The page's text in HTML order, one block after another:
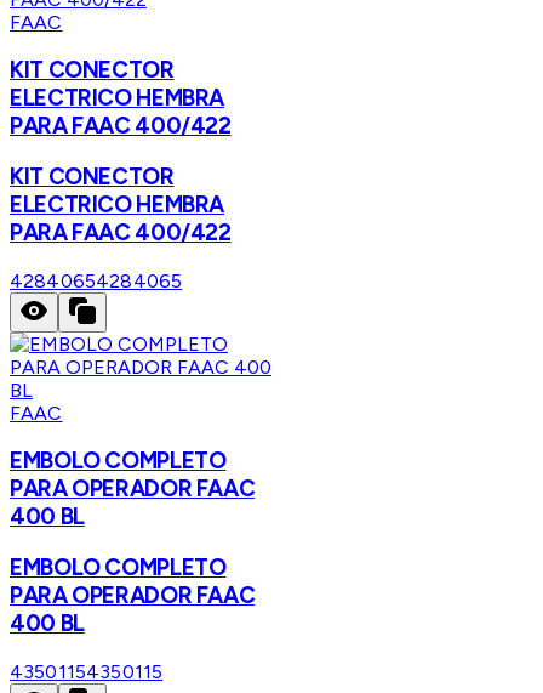
FAAC
KIT CONECTOR
ELECTRICO HEMBRA
PARA FAAC 400/422
KIT CONECTOR
ELECTRICO HEMBRA
PARA FAAC 400/422
42840654284065
FAAC
EMBOLO COMPLETO
PARA OPERADOR FAAC
400 BL
EMBOLO COMPLETO
PARA OPERADOR FAAC
400 BL
43501154350115